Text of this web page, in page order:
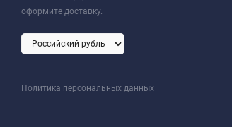
оформите доставку.
Политика персональных данных